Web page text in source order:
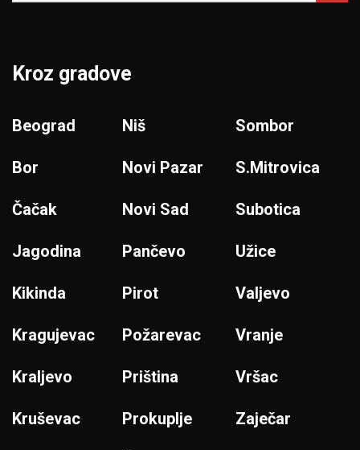
Kroz gradove
Beograd
Bor
Čačak
Jagodina
Kikinda
Kragujevac
Kraljevo
Kruševac
Niš
Novi Pazar
Novi Sad
Pančevo
Pirot
Požarevac
Priština
Prokuplje
Sombor
S.Mitrovica
Subotica
Užice
Valjevo
Vranje
Vršac
Zaječar